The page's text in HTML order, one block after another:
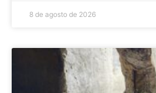
8 de agosto de 2026